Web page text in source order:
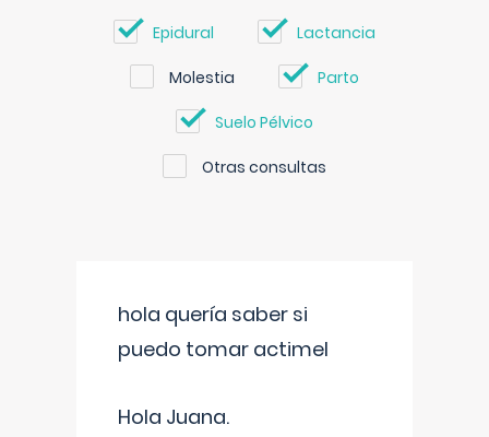
Epidural Lactancia
Molestia Parto
Suelo Pélvico
Otras consultas
hola quería saber si
puedo tomar actimel
Hola Juana.